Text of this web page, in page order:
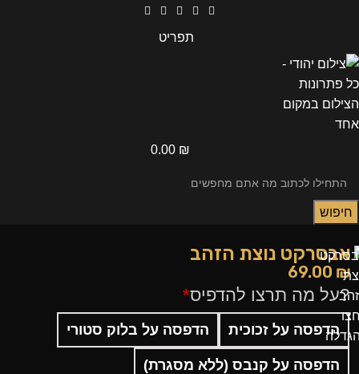
תפריט
0.00 ₪
חיפוש
אבסרקט נוצת הזהב
69.00 ₪
?על מה תרצו להדפיס*
הדפסה על זכוכית הדפסה על בלוק סטורי
הדפסה על קנבס (ללא מסגרת)